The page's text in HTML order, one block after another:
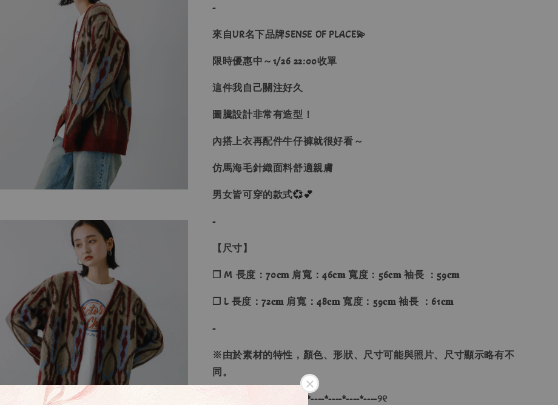
-
來自UR名下品牌SENSE OF PLACE💫
限時優惠中～1/26 22:00收單
這件我自己關注好久
圖騰設計非常有造型！
內搭上衣再配件牛仔褲就很好看～
仿馬海毛針織面料舒適親膚
男女皆可穿的款式💞💕
-
【尺寸】
❐ M 長度：70𝐜𝐦 肩寬：46𝐜𝐦 寬度：56𝐜𝐦 袖長 ：59𝐜𝐦
❐ L 長度：72𝐜𝐦 肩寬：48𝐜𝐦 寬度：59𝐜𝐦 袖長 ：61𝐜𝐦
-
※由於素材的特性，顏色、形狀、尺寸可能與照片、尺寸顯示略有不
同。
୨୧----*----*----*----*----*----*----*----*----୨୧